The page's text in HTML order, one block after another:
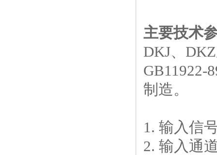
主要技术
DKJ、
GB11922-
制造。
1. 输入信
2. 输入通